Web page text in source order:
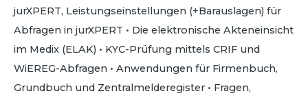
jurXPERT, Leistungseinstellungen (+Barauslagen) für
Abfragen in jurXPERT • Die elektronische Akteneinsicht
im Medix (ELAK) • KYC-Prüfung mittels CRIF und
WiEREG-Abfragen • Anwendungen für Firmenbuch,
Grundbuch und Zentralmelderegister • Fragen,